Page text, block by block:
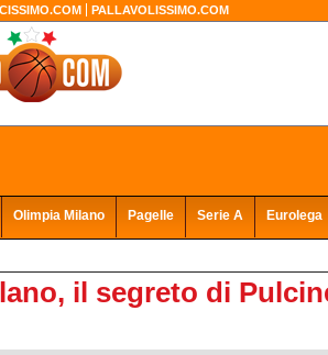
PALLAVOLISSIMO.COM
Olimpia Milano Pagelle Serie A Eurolega
il segreto di